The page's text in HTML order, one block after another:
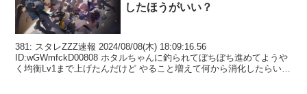
したほうがいい？
381: スタレZZZ速報 2024/08/08(木) 18:09:16.56
ID:wGWmfckD00808 ホタルちゃんに釣られてぼちぼち進めてようや
く均衡Lv1まで上げたんだけど やること増えて何から消化したらいい